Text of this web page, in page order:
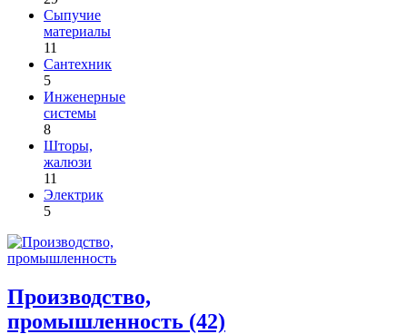
Сыпучие
материалы
11
Сантехник
5
Инженерные
системы
8
Шторы,
жалюзи
11
Электрик
5
Производство,
промышленность (42)